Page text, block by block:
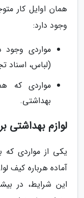
همان اوایل کار
وجود دارد:
مواردی وجود
(لباس، اسناد
مواردی که
بهداشتی.
لوازم بهداشتی
یکی از مواردی که
آماده هرباره کیف
این شرایط، در